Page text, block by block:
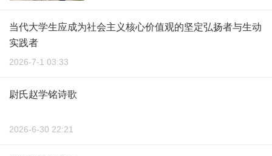
当代大学生应成为社会主义核心价值观的坚定弘扬者与生动
实践者
2026-7-1 03:33
尉氏赵学铭诗歌
2026-6-30 22:21